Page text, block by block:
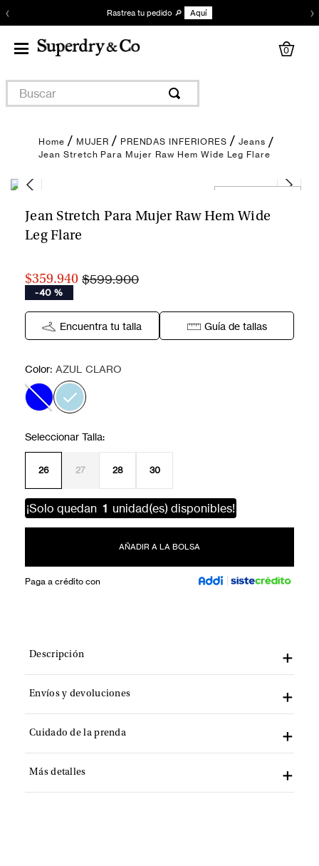
‹ Rastrea tu pedido 🔎 Aquí ›
0
Buscar
MUJER PRENDAS INFERIORES
Jeans
Jean Stretch Para Mujer Raw Hem Wide Leg Flare
Jean Stretch Para Mujer Raw Hem Wide
Leg Flare
$359.940 $599.900
-40 %
Encuentra tu talla Guía de tallas
Color: AZUL CLARO
26 27 28 30
¡Solo quedan 1 unidad(es) disponibles!
AÑADIR A LA BOLSA
Paga a crédito con
Descripción
Envíos y devoluciones
Cuidado de la prenda
Más detalles